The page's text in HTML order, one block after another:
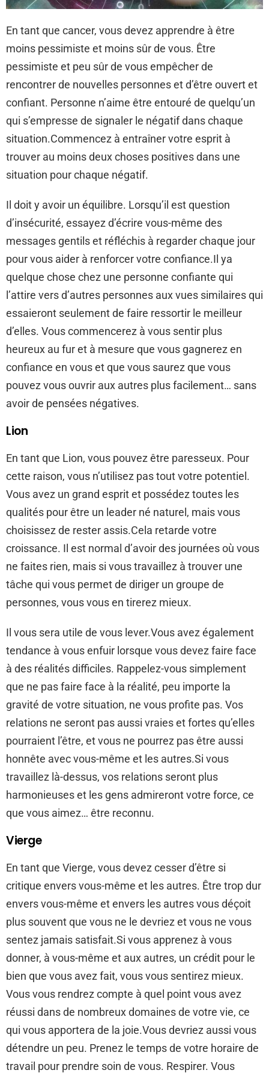
En tant que cancer, vous devez apprendre à être
moins pessimiste et moins sûr de vous. Être
pessimiste et peu sûr de vous empêcher de
rencontrer de nouvelles personnes et d’être ouvert et
confiant. Personne n’aime être entouré de quelqu’un
qui s’empresse de signaler le négatif dans chaque
situation.Commencez à entraîner votre esprit à
trouver au moins deux choses positives dans une
situation pour chaque négatif.
Il doit y avoir un équilibre. Lorsqu’il est question
d’insécurité, essayez d’écrire vous-même des
messages gentils et réfléchis à regarder chaque jour
pour vous aider à renforcer votre confiance.Il ya
quelque chose chez une personne confiante qui
l’attire vers d’autres personnes aux vues similaires qui
essaieront seulement de faire ressortir le meilleur
d’elles. Vous commencerez à vous sentir plus
heureux au fur et à mesure que vous gagnerez en
confiance en vous et que vous saurez que vous
pouvez vous ouvrir aux autres plus facilement… sans
avoir de pensées négatives.
Lion
En tant que Lion, vous pouvez être paresseux. Pour
cette raison, vous n’utilisez pas tout votre potentiel.
Vous avez un grand esprit et possédez toutes les
qualités pour être un leader né naturel, mais vous
choisissez de rester assis.Cela retarde votre
croissance. Il est normal d’avoir des journées où vous
ne faites rien, mais si vous travaillez à trouver une
tâche qui vous permet de diriger un groupe de
personnes, vous vous en tirerez mieux.
Il vous sera utile de vous lever.Vous avez également
tendance à vous enfuir lorsque vous devez faire face
à des réalités difficiles. Rappelez-vous simplement
que ne pas faire face à la réalité, peu importe la
gravité de votre situation, ne vous profite pas. Vos
relations ne seront pas aussi vraies et fortes qu’elles
pourraient l’être, et vous ne pourrez pas être aussi
honnête avec vous-même et les autres.Si vous
travaillez là-dessus, vos relations seront plus
harmonieuses et les gens admireront votre force, ce
que vous aimez… être reconnu.
Vierge
En tant que Vierge, vous devez cesser d’être si
critique envers vous-même et les autres. Être trop dur
envers vous-même et envers les autres vous déçoit
plus souvent que vous ne le devriez et vous ne vous
sentez jamais satisfait.Si vous apprenez à vous
donner, à vous-même et aux autres, un crédit pour le
bien que vous avez fait, vous vous sentirez mieux.
Vous vous rendrez compte à quel point vous avez
réussi dans de nombreux domaines de votre vie, ce
qui vous apportera de la joie.Vous devriez aussi vous
détendre un peu. Prenez le temps de votre horaire de
travail pour prendre soin de vous. Respirer. Vous